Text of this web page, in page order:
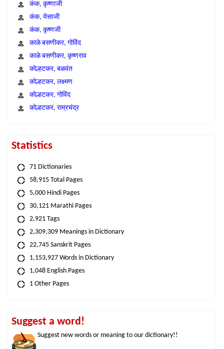
कंक, कृष्णाजी
कंक, येसाजी
कंक, कृष्णजी
काळे बसणीकर, गोविंद
काळे बसणीकर, कृष्णराव
कोल्हटकर, बळवंत
कोल्हटकर, लक्ष्मण
कोल्हटकर, गोविंद
कोल्हटकर, राम्रचंद्र
Statistics
71 Dictionaries
58,915 Total Pages
5,000 Hindi Pages
30,121 Marathi Pages
2,921 Tags
2,309,309 Meanings in Dictionary
22,745 Sanskrit Pages
1,153,927 Words in Dictionary
1,048 English Pages
1 Other Pages
Suggest a word!
Suggest new words or meaning to our dictionary!!